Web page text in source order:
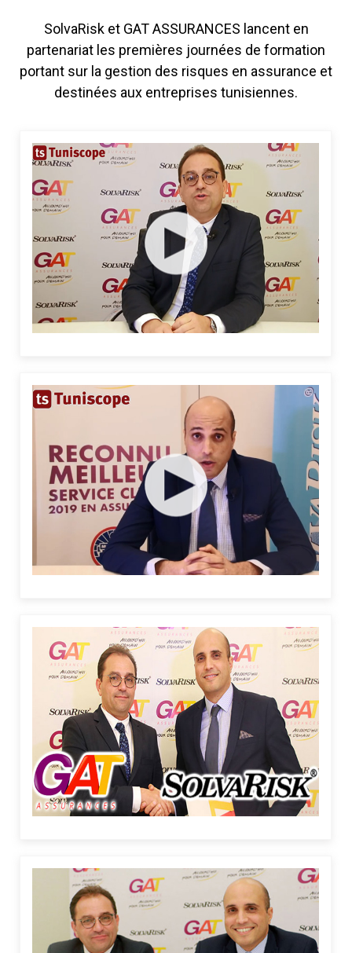
SolvaRisk et GAT ASSURANCES lancent en
partenariat les premières journées de formation
portant sur la gestion des risques en assurance et
destinées aux entreprises tunisiennes.